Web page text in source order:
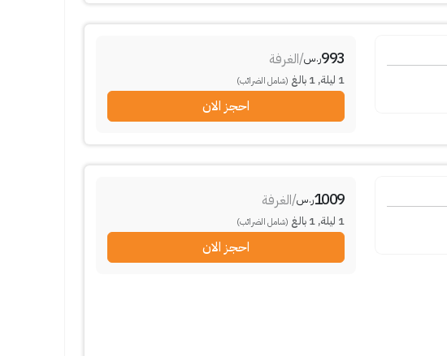
993ر.س/الغرفة
1 ليلة,
1 بالغ (شامل الضرائب)
احجز الان
1009ر.س/الغرفة
1 ليلة,
1 بالغ (شامل الضرائب)
احجز الان